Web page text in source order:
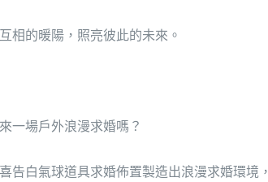
相的暖陽，照亮彼此的未來。
一場戶外浪漫求婚嗎？
告白氣球道具求婚佈置製造出浪漫求婚環境，